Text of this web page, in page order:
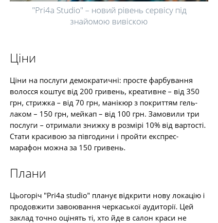
"Pri4a Studio" – новий рівень сервісу під
знайомою вивіскою
Ціни
Ціни на послуги демократичні: просте фарбування
волосся коштує від 200 гривень, креативне – від 350
грн, стрижка – від 70 грн, манікюр з покриттям гель-
лаком – 150 грн, мейкап – від 100 грн. Замовили три
послуги – отримали знижку в розмірі 10% від вартості.
Стати красивою за півгодини і пройти експрес-
марафон можна за 150 гривень.
Плани
Цьогоріч "Pri4a studio" планує відкрити нову локацію і
продовжити завоювання черкаської аудиторії. Цей
заклад точно оцінять ті, хто йде в салон краси не